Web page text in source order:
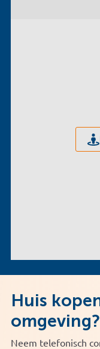
Huis
omgeving?
Neem telefonisch